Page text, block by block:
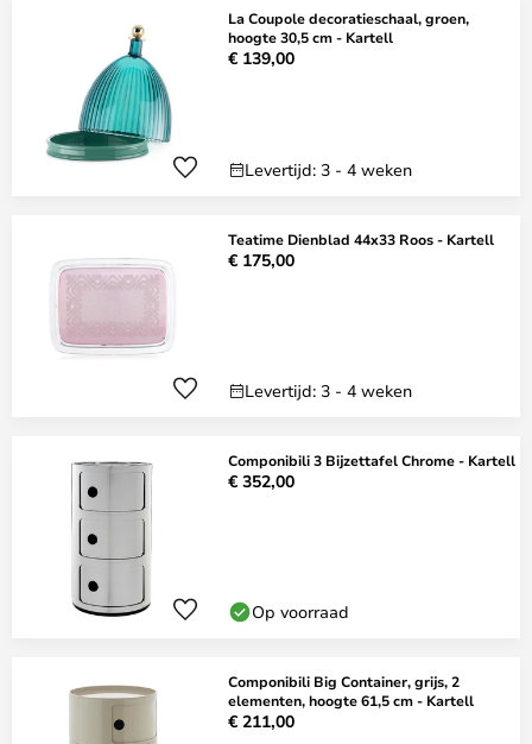
La Coupole decoratieschaal, groen,
hoogte 30,5 cm - Kartell
€ 139,00
Levertijd: 3 - 4 weken
Teatime Dienblad 44x33 Roos - Kartell
€ 175,00
Levertijd: 3 - 4 weken
Componibili 3 Bijzettafel Chrome - Kartell
€ 352,00
Op voorraad
Componibili Big Container, grijs, 2
elementen, hoogte 61,5 cm - Kartell
€ 211,00